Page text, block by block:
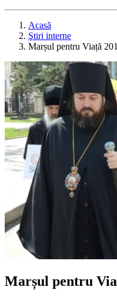
Acasă
Ştiri interne
Marșul pentru Viață
Marșul pentru